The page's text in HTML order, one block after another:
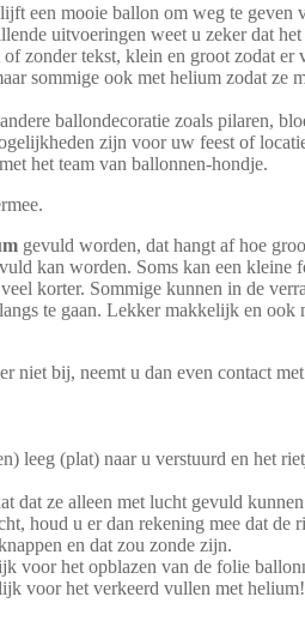
een mooie ballon om weg te
uitvoeringen weet u zeker dat
zonder tekst, klein en groot zodat
sommige ook met helium zodat ze
ballondecoratie zoals pilaren,
zijn voor uw feest of
het team van ballonnen-hondje.
gevuld worden, dat hangt af hoe
kan worden. Soms kan een kleine
korter. Sommige kunnen in de
te gaan. Lekker makkelijk en ook
niet bij, neemt u dan even contact
leeg (plat) naar u verstuurd en het
dat ze alleen met lucht gevuld
houd u er dan rekening mee dat de
en dat zou zonde zijn.
voor het opblazen van de folie
voor het verkeerd vullen met helium!